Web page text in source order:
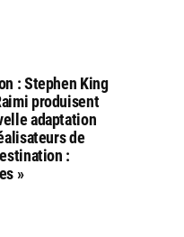
: Stephen King
produisent
adaptation
de
:
»